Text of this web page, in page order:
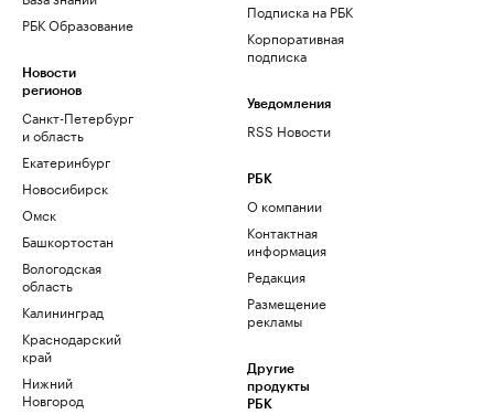
РБК Образование
Новости
регионов
Санкт-Петербург
и область
Екатеринбург
Новосибирск
Омск
Башкортостан
Вологодская
область
Калининград
Краснодарский
край
Нижний
Новгород
Подписка на РБК
Корпоративная
подписка
Уведомления
RSS Новости
РБК
О компании
Контактная
информация
Редакция
Размещение
рекламы
Другие
продукты
РБК